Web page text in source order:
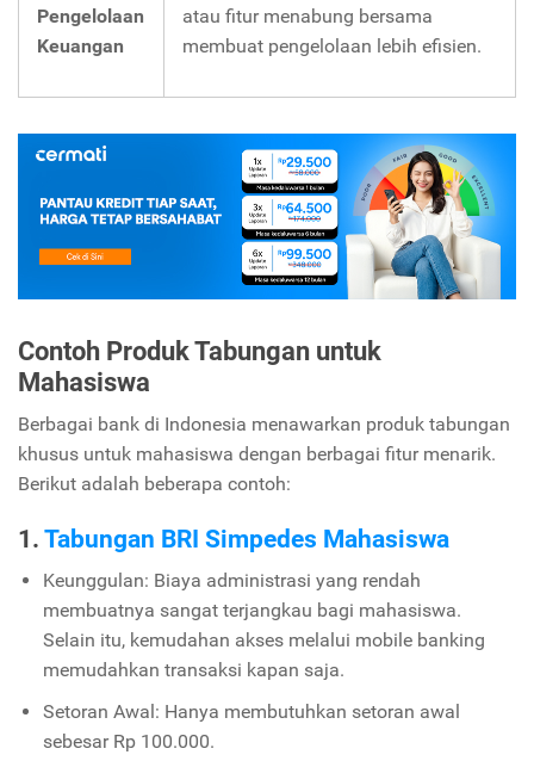
Pengelolaan
Keuangan
atau fitur menabung bersama
membuat pengelolaan lebih efisien.
Contoh Produk Tabungan untuk
Mahasiswa
Berbagai bank di Indonesia menawarkan produk tabungan
khusus untuk mahasiswa dengan berbagai fitur menarik.
Berikut adalah beberapa contoh:
1. Tabungan BRI Simpedes Mahasiswa
Keunggulan: Biaya administrasi yang rendah
membuatnya sangat terjangkau bagi mahasiswa.
Selain itu, kemudahan akses melalui mobile banking
memudahkan transaksi kapan saja.
Setoran Awal: Hanya membutuhkan setoran awal
sebesar Rp 100.000.